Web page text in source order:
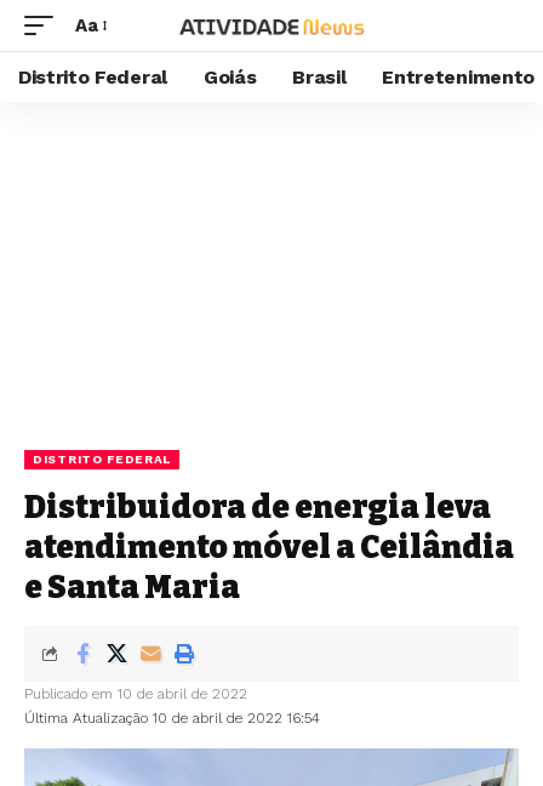
Aa
Distrito Federal Goiás Brasil Entretenimento
DISTRITO FEDERAL
Distribuidora de energia leva
atendimento móvel a Ceilândia
e Santa Maria
Última Atualização 10 de abril de 2022 16:54
Publicado em 10 de abril de 2022